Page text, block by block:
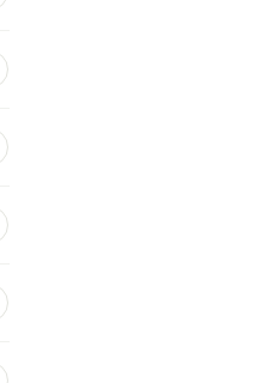
detalles
detalles
detalles
detalles